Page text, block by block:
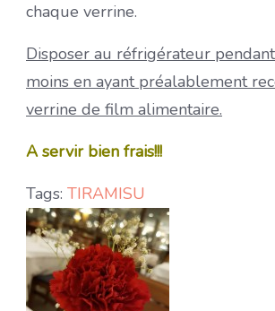
chaque verrine.
Disposer au réfrigérateur
moins en ayant préalablement
verrine de film alimentaire.
A servir bien frais!!!
Tags: TIRAMISU